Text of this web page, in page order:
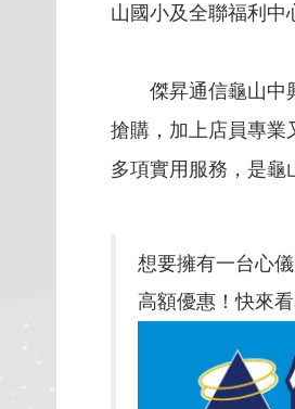
山國小及全聯福利中
傑昇通信龜山中
搶購，加上店員專業
多項實用服務，是龜
想要擁有一台心
高額優惠！快來